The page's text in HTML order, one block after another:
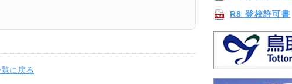
R8 登校許可書
に戻る